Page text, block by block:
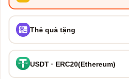
Thẻ quà tặng
USDT · ERC20(Ethereum)